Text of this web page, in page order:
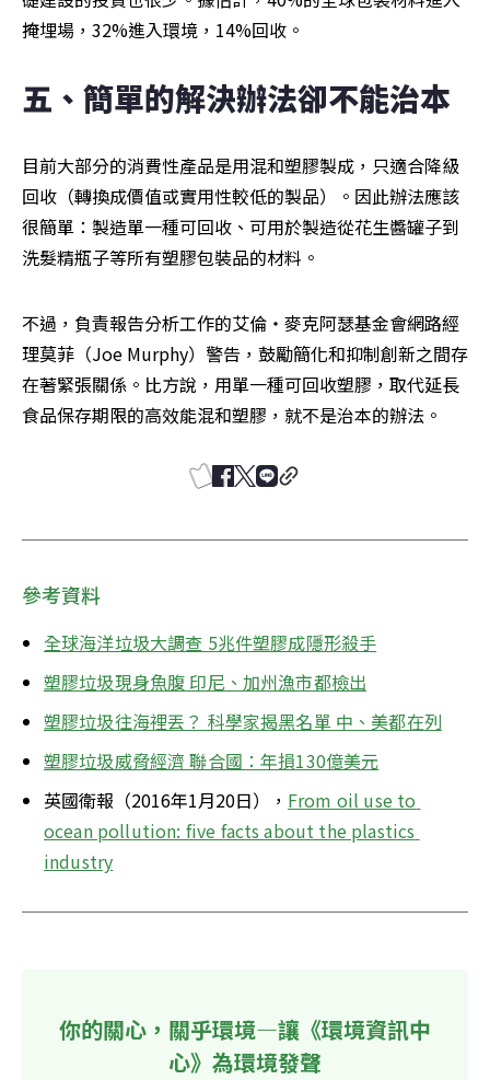
掩埋場，32%進入環境，14%回收。
五、簡單的解決辦法卻不能治本
目前大部分的消費性產品是用混和塑膠製成，只適合降級
回收（轉換成價值或實用性較低的製品）。因此辦法應該
很簡單：製造單一種可回收、可用於製造從花生醬罐子到
洗髮精瓶子等所有塑膠包裝品的材料。
不過，負責報告分析工作的艾倫‧麥克阿瑟基金會網路經
理莫菲（Joe Murphy）警告，鼓勵簡化和抑制創新之間存
在著緊張關係。比方說，用單一種可回收塑膠，取代延長
食品保存期限的高效能混和塑膠，就不是治本的辦法。
參考資料
全球海洋垃圾大調查 5兆件塑膠成隱形殺手
塑膠垃圾現身魚腹 印尼、加州漁市都檢出
塑膠垃圾往海裡丟？ 科學家揭黑名單 中、美都在列
塑膠垃圾威脅經濟 聯合國：年損130億美元
英國衛報（2016年1月20日）， From oil use to
ocean pollution: five facts about the plastics
industry
你的關心，關乎環境—讓《環境資訊中
心》為環境發聲